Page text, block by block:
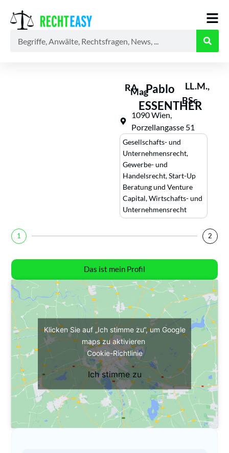
RAMagPablo
ESSENTHER
LL.M.,
BSc
1090 Wien,
Porzellangasse 51
Gesellschafts- und
Unternehmensrecht,
Gewerbe- und
Handelsrecht,Start-Up
Beratung und Venture
Capital,Wirtschafts- und
Unternehmensrecht
1 2
Das ist mein Profil
Klicken Sie auf „Ich stimme zu“, um Google
maps zu aktivieren
Cookie-Richtlinie
Ich stimme zu